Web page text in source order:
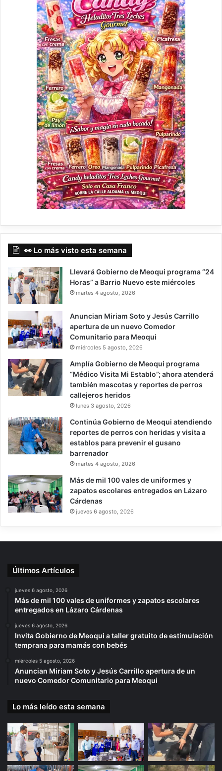
👀 Lo más visto esta semana
Llevará Gobierno de Meoqui programa “24
Horas” a Barrio Nuevo este miércoles
martes 4 agosto, 2026
Anuncian Miriam Soto y Jesús Carrillo
apertura de un nuevo Comedor
Comunitario para Meoqui
miércoles 5 agosto, 2026
Amplía Gobierno de Meoqui programa
“Médico Visita Mi Establo”; ahora atenderá
también mascotas y reportes de perros
callejeros heridos
lunes 3 agosto, 2026
Continúa Gobierno de Meoqui atendiendo
reportes de perros con heridas y visita a
establos para prevenir el gusano
barrenador
martes 4 agosto, 2026
Más de mil 100 vales de uniformes y
zapatos escolares entregados en Lázaro
Cárdenas
jueves 6 agosto, 2026
Últimos Artículos
jueves 6 agosto, 2026
Más de mil 100 vales de uniformes y zapatos escolares
entregados en Lázaro Cárdenas
jueves 6 agosto, 2026
Invita Gobierno de Meoqui a taller gratuito de estimulación
temprana para mamás con bebés
miércoles 5 agosto, 2026
Anuncian Miriam Soto y Jesús Carrillo apertura de un
nuevo Comedor Comunitario para Meoqui
Lo más leído esta semana